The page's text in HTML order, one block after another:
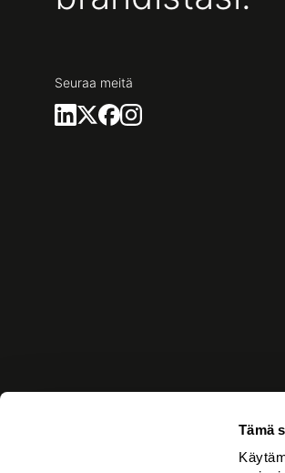
Tämä
Seuraa meitä